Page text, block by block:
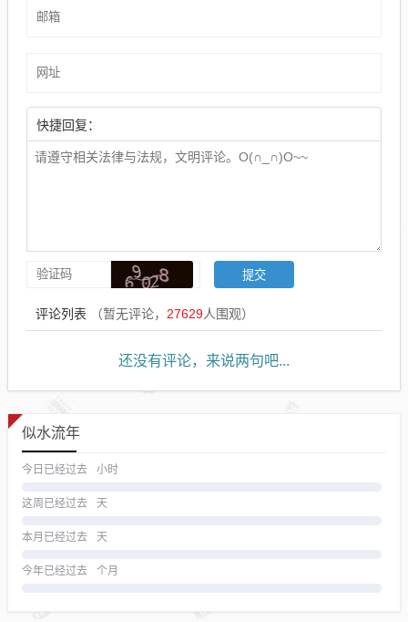
快捷回复：
评论列表 （暂无评论， 27629人围观）
还没有评论，来说两句吧...
似水流年
今日已经过去 小时
这周已经过去 天
本月已经过去 天
今年已经过去 个月